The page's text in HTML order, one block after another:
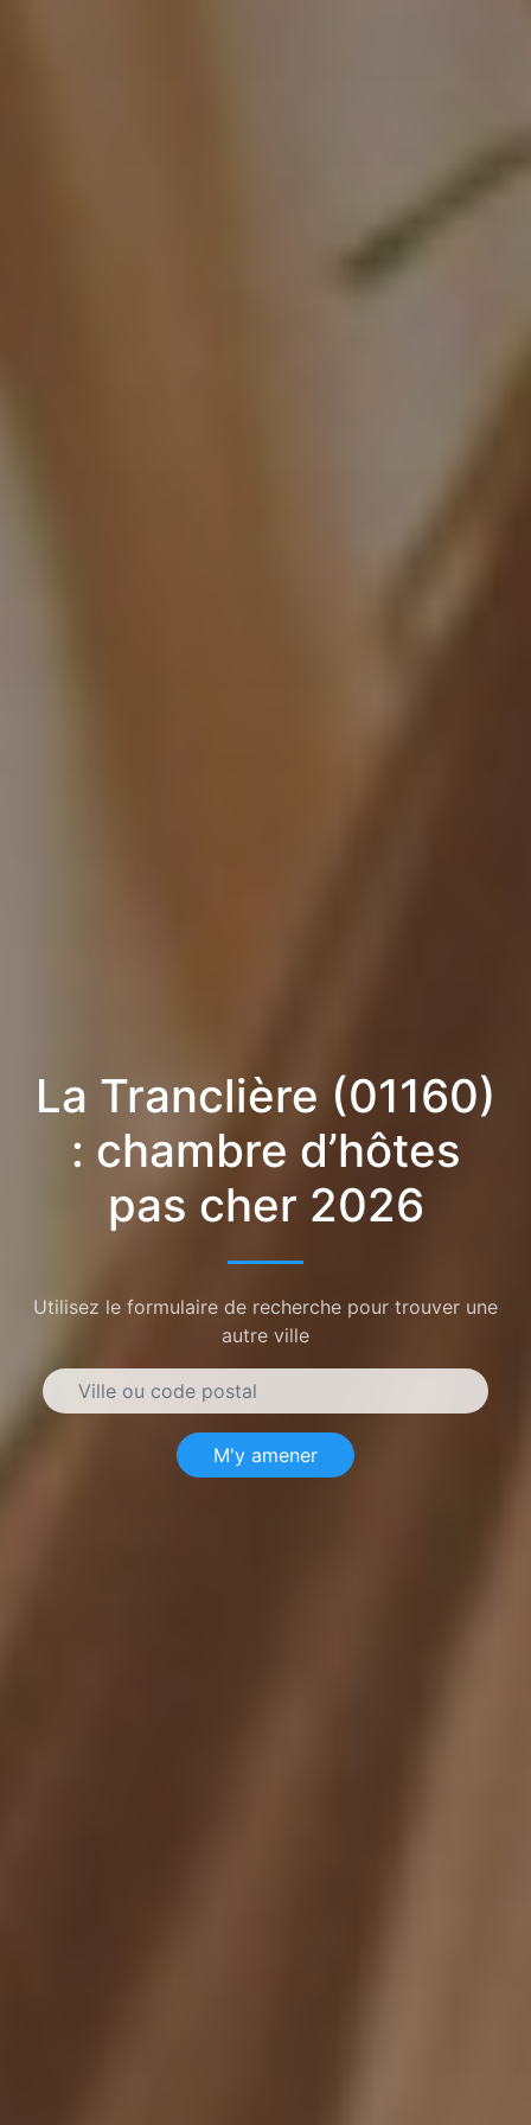
La Tranclière (01160)
: chambre d’hôtes
pas cher 2026
Utilisez le formulaire de recherche pour trouver une
autre ville
M'y amener